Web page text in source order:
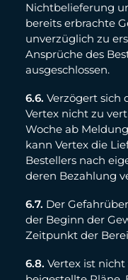
Nichtbelieferung
bereits erbrachte
unverzüglich zu
Ansprüche des
ausgeschlossen.
6.6. Verzögert sich
Vertex nicht zu
Woche ab
kann Vertex die
Bestellers nach
deren Bezahlung
6.7. Der
der Beginn der
Zeitpunkt der
6.8. Vertex ist